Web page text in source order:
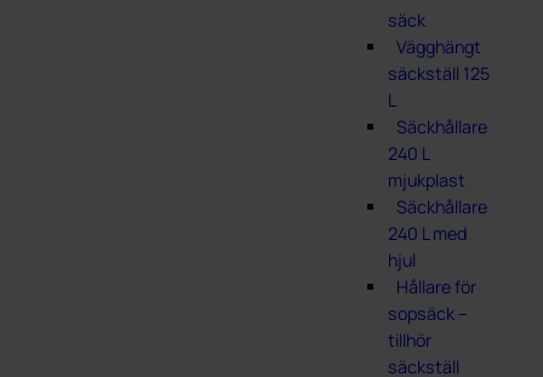
säck
Vägghängt
säckställ 125
L
Säckhållare
240 L
mjukplast
Säckhållare
240 L med
hjul
Hållare för
sopsäck –
tillhör
säckställ